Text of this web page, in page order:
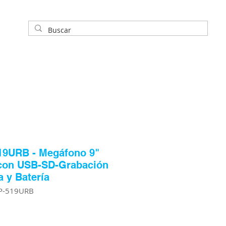
- Megáfono 9"
USB-SD-Grabación
y Batería
519URB